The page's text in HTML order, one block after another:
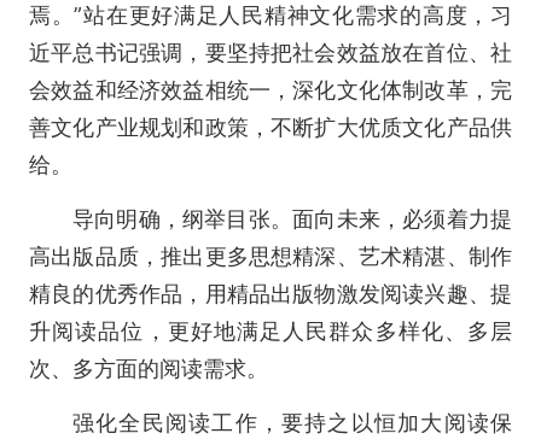
焉。”站在更好满足人民精神文化需求的高度，习
近平总书记强调，要坚持把社会效益放在首位、社
会效益和经济效益相统一，深化文化体制改革，完
善文化产业规划和政策，不断扩大优质文化产品供
给。
导向明确，纲举目张。面向未来，必须着力提
高出版品质，推出更多思想精深、艺术精湛、制作
精良的优秀作品，用精品出版物激发阅读兴趣、提
升阅读品位，更好地满足人民群众多样化、多层
次、多方面的阅读需求。
强化全民阅读工作，要持之以恒加大阅读保